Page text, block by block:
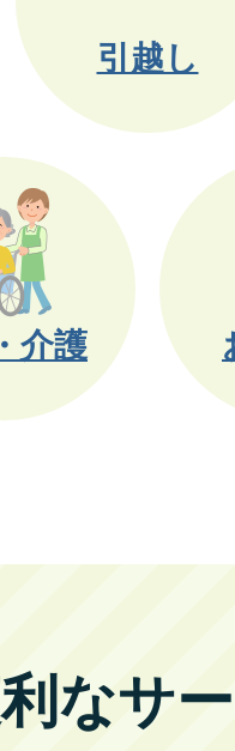
引越し
介護
なサ